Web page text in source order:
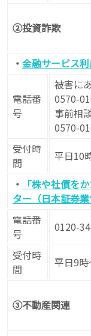
②投資詐欺
・ 金融サービス利
電話番
号
被害に
0570-
事前相
0570-
受付時
間
平日10
・
「株や社債を
ター（日本証券業
電話番
号
0120-
受付時
間
平日9
③不動産関連